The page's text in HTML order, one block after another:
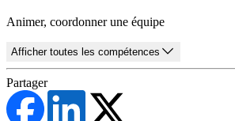
Animer, coordonner une équipe
Afficher toutes les compétences
Partager